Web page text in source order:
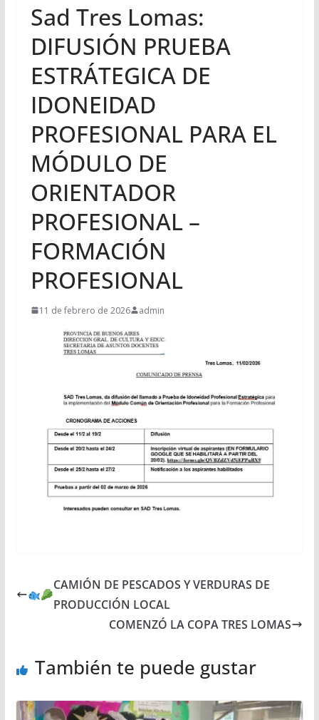
Sad Tres Lomas:
DIFUSIÓN PRUEBA
ESTRÁTEGICA DE
IDONEIDAD
PROFESIONAL PARA EL
MÓDULO DE
ORIENTADOR
PROFESIONAL –
FORMACIÓN
PROFESIONAL
11 de febrero de 2026 admin
CAMIÓN DE PESCADOS Y VERDURAS DE
PRODUCCIÓN LOCAL
COMENZÓ LA COPA TRES LOMAS
También te puede gustar